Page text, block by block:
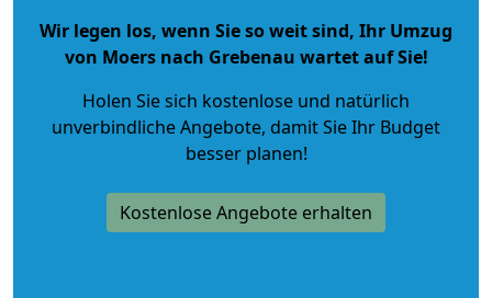
Wir legen los, wenn Sie so weit sind, Ihr Umzug
von Moers nach Grebenau wartet auf Sie!
Holen Sie sich kostenlose und natürlich
unverbindliche Angebote, damit Sie Ihr Budget
besser planen!
Kostenlose Angebote erhalten